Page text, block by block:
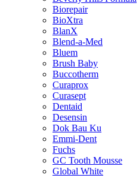
Biorepair
BioXtra
BlanX
Blend-a-Med
Bluem
Brush Baby
Buccotherm
Curaprox
Curasept
Dentaid
Desensin
Dok Bau Ku
Emmi-Dent
Fuchs
GC Tooth Mousse
Global White